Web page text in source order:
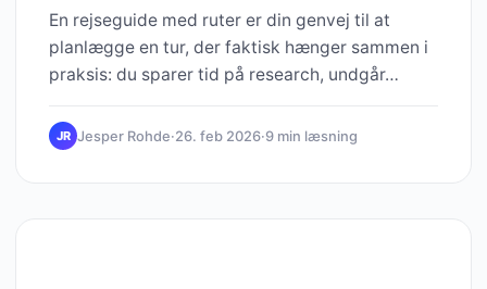
En rejseguide med ruter er din genvej til at
planlægge en tur, der faktisk hænger sammen i
praksis: du sparer tid på research, undgår…
JR Jesper Rohde·26. feb 2026·9 min læsning